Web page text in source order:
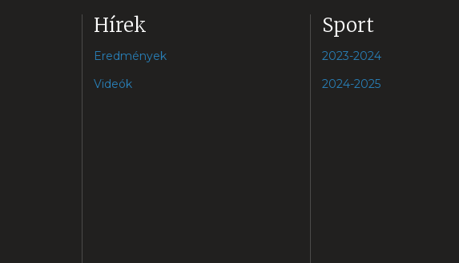
Hírek
Eredmények
Videók
Sport
2023-2024
2024-2025